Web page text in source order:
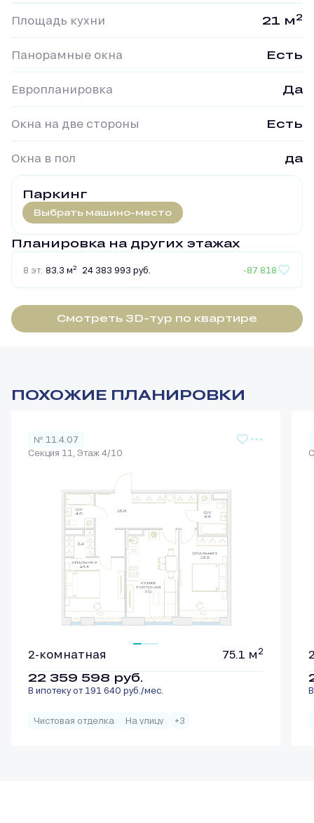
Площадь кухни 21 м 2
Панорамные окна Есть
Европланировка Да
Окна на две стороны Есть
Окна в пол да
Паркинг
Выбрать машино-место
Планировка на других этажах
8 эт. 83.3 м2 24 383 993 руб. -87 818
Смотреть 3D-тур по квартире
ПОХОЖИЕ ПЛАНИРОВКИ
№ 11.4.07
Секция 11, Этаж 4/10
2-комнатная 75.1 м 2
22 359 598 руб.
В ипотеку от 191 640 руб./мес.
Чистовая отделка На улицу +3